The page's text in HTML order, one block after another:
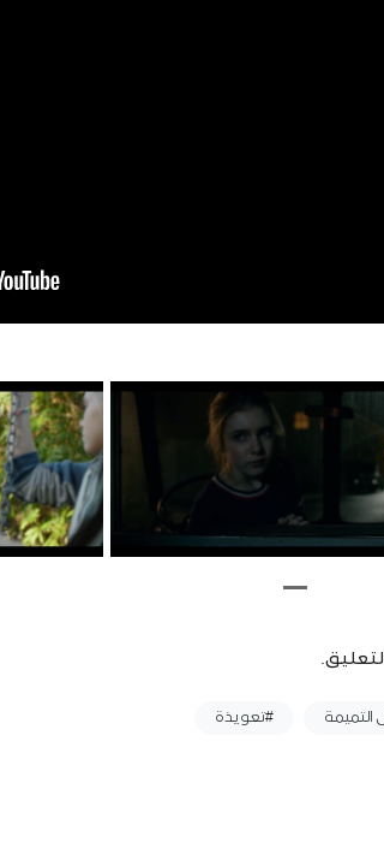
التميمة #تعويذة